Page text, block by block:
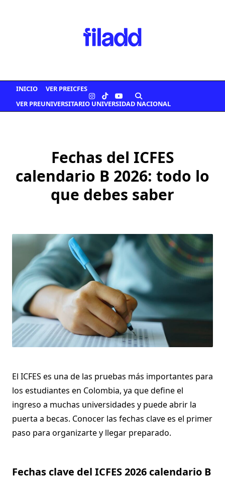
INICIO
VER PREICFES
VER PREUNIVERSITARIO UNIVERSIDAD NACIONAL
Fechas del ICFES
calendario B 2026: todo lo
que debes saber
El ICFES es una de las pruebas más importantes para
los estudiantes en Colombia, ya que define el
ingreso a muchas universidades y puede abrir la
puerta a becas. Conocer las fechas clave es el primer
paso para organizarte y llegar preparado.
Fechas clave del ICFES 2026 calendario B